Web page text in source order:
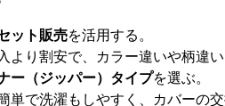
ット販売を活用する。
より割安で、カラー違いや柄違
ー（ジッパー）タイプを選ぶ。
単で洗濯もしやすく、カバーの